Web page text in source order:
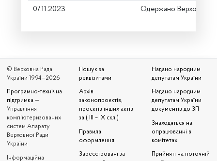
07.11.2023 Одержано Верховною
© Верховна Рада
України 1994—2026
Програмно-технічна
підтримка —
Управління
комп'ютеризованих
систем Апарату
Верховної Ради
України
Iнформаційна
Пошук за
реквізитами
Архів
законопроєктів,
проєктів інших актів
за ( III – IX скл.)
Правила
оформлення
Зареєстровані за
Надано народним
депутатам України
Надано народним
депутатам України
документів до ЗП
Знаходяться на
опрацюванні в
комітетах
Прийняті на поточній